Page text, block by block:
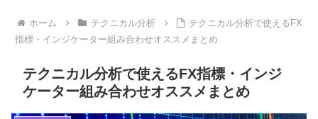
ホーム テクニカル分析
テクニカル分析で使えるFX
指標・インジケーター組み合わせオススメまとめ
テクニカル分析で使えるFX指標・インジ
ケーター組み合わせオススメまとめ